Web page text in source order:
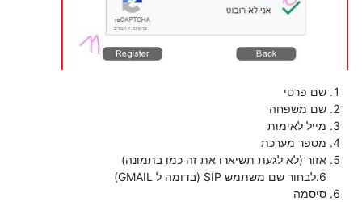
שם פרטי
שם משפחה
מייל לאימות
מספר מערכת
אזור (לא לגעת תשיארו את זה כמו בתמונה)
6.לבחור שם משתמש SIP (בדומה ל GMAIL)
סיסמה